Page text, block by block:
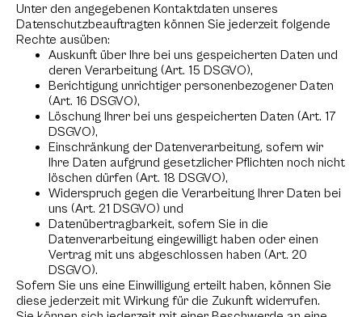
Unter den angegebenen Kontaktdaten unseres
Datenschutzbeauftragten können Sie jederzeit folgende
Rechte ausüben:
Auskunft über Ihre bei uns gespeicherten Daten und
deren Verarbeitung (Art. 15 DSGVO),
Berichtigung unrichtiger personenbezogener Daten
(Art. 16 DSGVO),
Löschung Ihrer bei uns gespeicherten Daten (Art. 17
DSGVO),
Einschränkung der Datenverarbeitung, sofern wir
Ihre Daten aufgrund gesetzlicher Pflichten noch nicht
löschen dürfen (Art. 18 DSGVO),
Widerspruch gegen die Verarbeitung Ihrer Daten bei
uns (Art. 21 DSGVO) und
Datenübertragbarkeit, sofern Sie in die
Datenverarbeitung eingewilligt haben oder einen
Vertrag mit uns abgeschlossen haben (Art. 20
DSGVO).
Sofern Sie uns eine Einwilligung erteilt haben, können Sie
diese jederzeit mit Wirkung für die Zukunft widerrufen.